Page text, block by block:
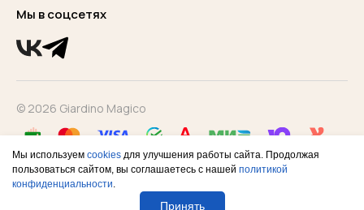
Мы в соцсетях
© 2026 Giardino Magico
Конфиденциальность ОфертаСогласие на рекламную
рассылку
Мы используем cookies для улучшения работы сайта. Продолжая
пользоваться сайтом, вы соглашаетесь с нашей политикой
конфиденциальности.
Принять